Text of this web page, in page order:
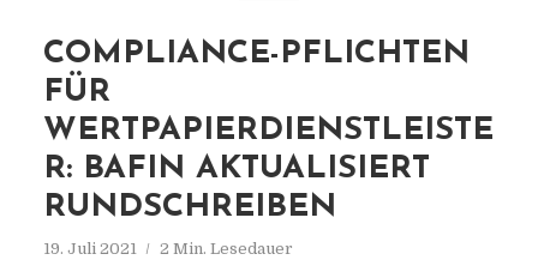
COMPLIANCE-PFLICHTEN
FÜR
WERTPAPIERDIENSTLEISTE
R: BAFIN AKTUALISIERT
RUNDSCHREIBEN
19. Juli 2021 2 Min. Lesedauer